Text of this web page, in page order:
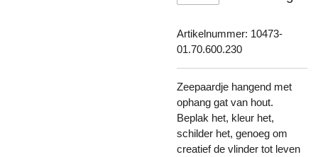
Artikelnummer: 10473-
01.70.600.230
Zeepaardje hangend met
ophang gat van hout.
Beplak het, kleur het,
schilder het, genoeg om
creatief de vlinder tot leven